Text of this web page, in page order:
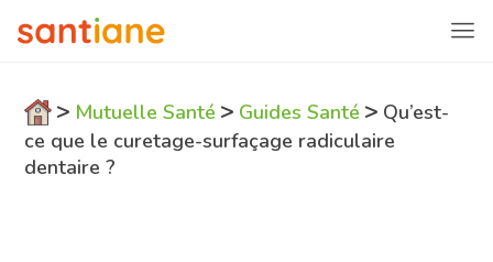
> Mutuelle Santé > Guides Santé > Qu’est-
ce que le curetage-surfaçage radiculaire
dentaire ?